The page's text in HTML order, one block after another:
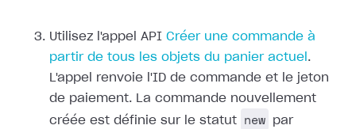
Utilisez l'appel API Créer une commande à
partir de tous les objets du panier actuel .
L'appel renvoie l'ID de commande et le jeton
de paiement. La commande nouvellement
créée est définie sur le statut
new
par